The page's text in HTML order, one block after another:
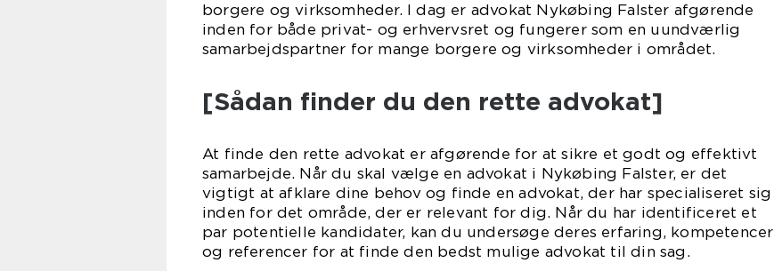
borgere og virksomheder. I dag er advokat Nykøbing Falster afgørende
inden for både privat- og erhvervsret og fungerer som en uundværlig
samarbejdspartner for mange borgere og virksomheder i området.
[Sådan finder du den rette advokat]
At finde den rette advokat er afgørende for at sikre et godt og effektivt
samarbejde. Når du skal vælge en advokat i Nykøbing Falster, er det
vigtigt at afklare dine behov og finde en advokat, der har specialiseret sig
inden for det område, der er relevant for dig. Når du har identificeret et
par potentielle kandidater, kan du undersøge deres erfaring, kompetencer
og referencer for at finde den bedst mulige advokat til din sag.